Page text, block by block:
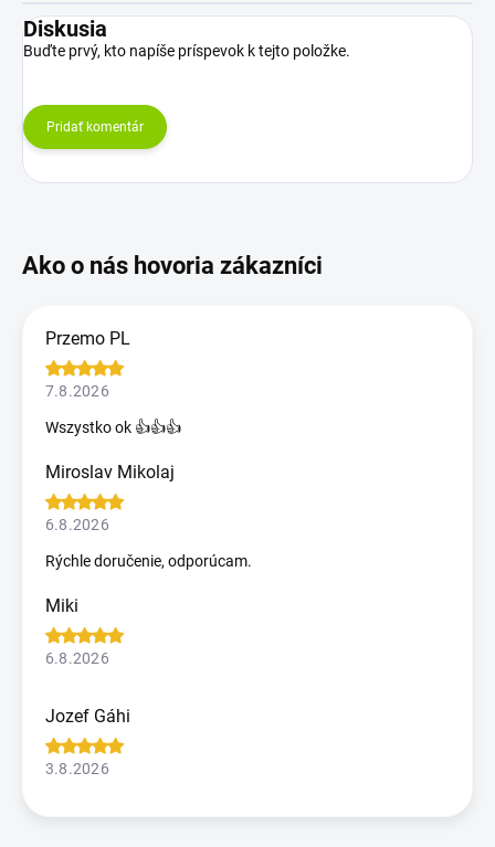
Diskusia
Buďte prvý, kto napíše príspevok k tejto položke.
Pridať komentár
Przemo PL
7.8.2026
Wszystko ok 👍👍👍
Miroslav Mikolaj
6.8.2026
Rýchle doručenie, odporúcam.
Miki
6.8.2026
Jozef Gáhi
3.8.2026